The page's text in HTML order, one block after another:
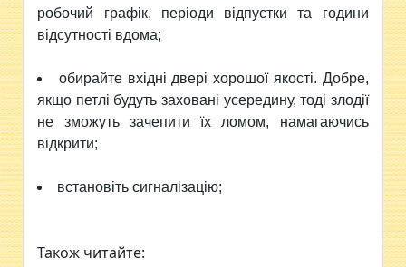
робочий графік, періоди відпустки та години
відсутності вдома;
обирайте вхідні двері хорошої якості. Добре,
якщо петлі будуть заховані усередину, тоді злодії
не зможуть зачепити їх ломом, намагаючись
відкрити;
встановіть сигналізацію;
Також читайте: